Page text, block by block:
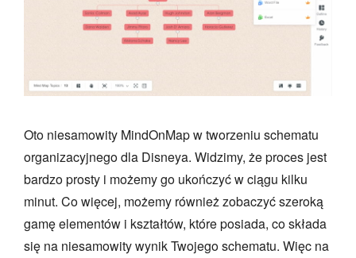
Oto niesamowity MindOnMap w tworzeniu schematu
organizacyjnego dla Disneya. Widzimy, że proces jest
bardzo prosty i możemy go ukończyć w ciągu kilku
minut. Co więcej, możemy również zobaczyć szeroką
gamę elementów i kształtów, które posiada, co składa
się na niesamowity wynik Twojego schematu. Więc na